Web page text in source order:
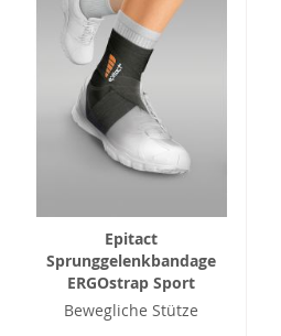
Epitact
Sprunggelenkbandage
ERGOstrap Sport
Bewegliche Stütze